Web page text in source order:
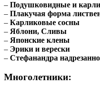
– Подушковидные и
– Плакучая форма
– Карликовые сосны
– Яблони, Сливы
– Японские клены
– Эрики и верески
– Стефанандра
Многолетники: